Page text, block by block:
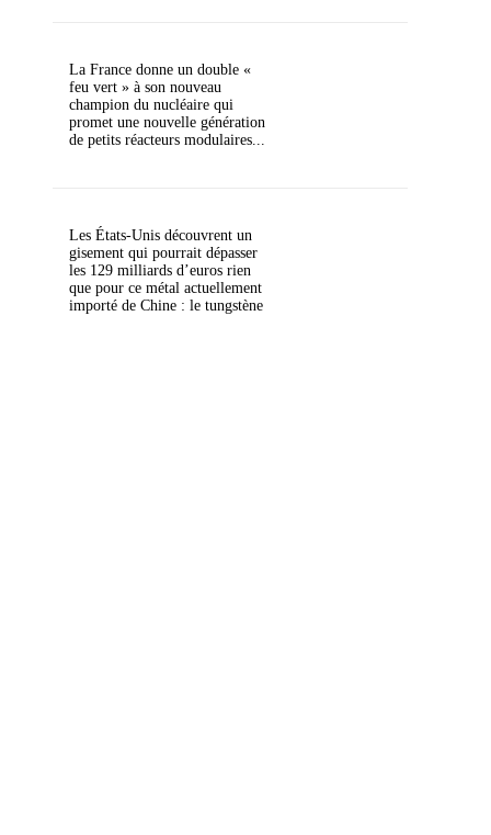
La France donne un double «
feu vert » à son nouveau
champion du nucléaire qui
promet une nouvelle génération
de petits réacteurs modulaires...
Les États-Unis découvrent un
gisement qui pourrait dépasser
les 129 milliards d’euros rien
que pour ce métal actuellement
importé de Chine : le tungstène